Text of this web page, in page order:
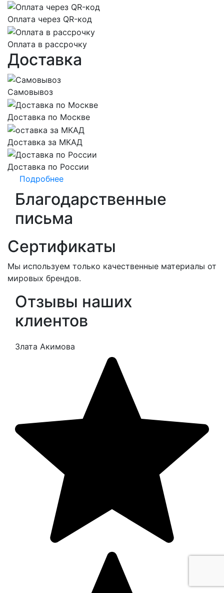
Оплата через QR-код
Оплата в рассрочку
Доставка
Самовывоз
Доставка по Москве
Доставка за МКАД
Доставка по России
Подробнее
Благодарственные
письма
Сертификаты
Мы используем только качественные материалы от
мировых брендов.
Отзывы наших
клиентов
Злата Акимова